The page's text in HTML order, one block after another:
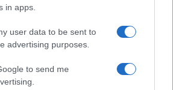
in apps.
user data to be sent to
advertising purposes.
to send me